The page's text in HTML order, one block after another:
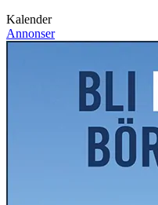
Kalender
Annonser